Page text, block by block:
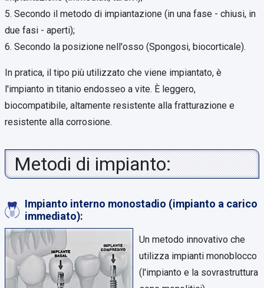
5. Secondo il metodo di impiantazione (in una fase - chiusi, in
due fasi - aperti);
6. Secondo la posizione nell'osso (Spongosi, biocorticale).
In pratica, il tipo più utilizzato che viene impiantato, è
l'impianto in titanio endosseo a vite. È leggero,
biocompatibile, altamente resistente alla fratturazione e
resistente alla corrosione.
Metodi di impianto:
Impianto interno monostadio (impianto a carico
immediato):
Un metodo innovativo che
utilizza impianti monoblocco
(l'impianto e la sovrastruttura